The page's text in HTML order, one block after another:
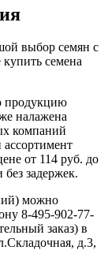
выбор семян с
семена
продукцию
налажена
компаний
от 114 руб. до
без задержек.
можно
8-495-902-77-
заказ) в
д.3,